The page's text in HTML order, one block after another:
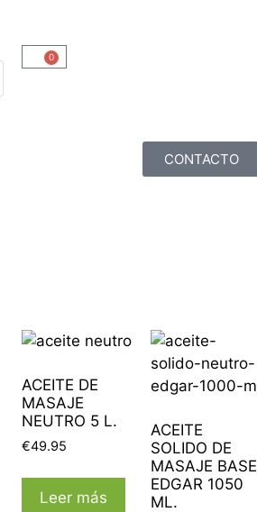
0
CONTACTO
ACEITE DE
MASAJE
NEUTRO 5 L.
€49.95
Leer más
ACEITE
SOLIDO DE
MASAJE BASE
EDGAR 1050
ML.